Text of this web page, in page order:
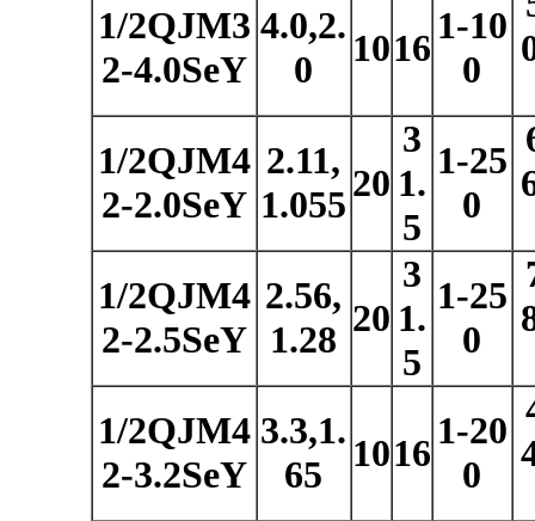
1/2QJM3
2-4.0SeY
4.0,2.
0
1016
1-10
0
1/2QJM4
2-2.0SeY
2.11,
1.05520
3
1.
5
1-25
0
1/2QJM4
2-2.5SeY
2.56,
1.28 20
3
1.
5
1-25
0
1/2QJM4
2-3.2SeY
3.3,1.
65
1016
1-20
0